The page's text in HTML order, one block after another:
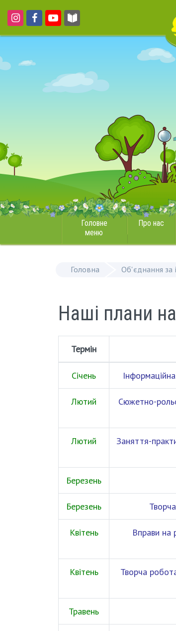
Головне
меню
Про нас
Головна Об'єднання за
Наші плани
Термін
Січень
Лютий
Сюжетно-
Лютий
Заняття-
Березень
Березень
Квітень
Вправи на
Квітень
Творча
Травень